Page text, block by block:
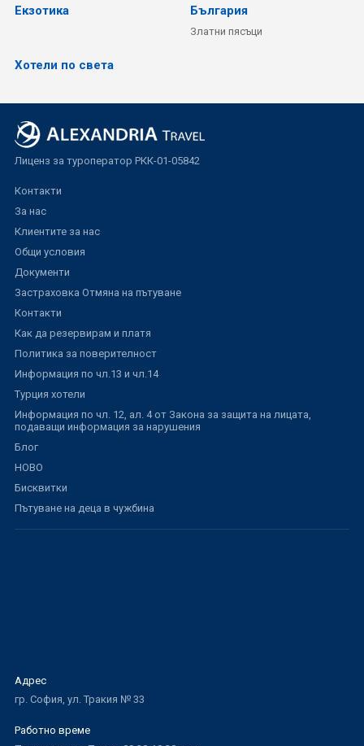
Екзотика България
Златни пясъци
Хотели по света
Лиценз за туроператор РКК-01-05842
Контакти
За нас
Клиентите за нас
Общи условия
Документи
Застраховка Отмяна на пътуване
Контакти
Как да резервирам и платя
Политика за поверителност
Информация по чл.13 и чл.14
Турция хотели
Информация по чл. 12, ал. 4 от Закона за защита на лицата,
подаващи информация за нарушения
Блог
НОВО
Бисквитки
Пътуване на деца в чужбина
Адрес
гр. София, ул. Тракия № 33
Работно време